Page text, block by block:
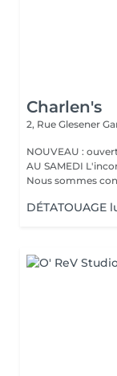
Charlen's
2, Rue Glesener
NOUVEAU :
AU SAMEDI L'incontournable institut de beauté à Luxembourg.
Nous sommes
DÉTATOUAGE